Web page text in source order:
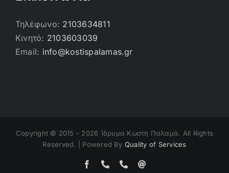
Τηλέφωνο: 2103634811
Κινητό: 2103603039
Email: info@kostispalamas.gr
Copyright © 2015 - 2026 Ίδρυμα Κωστή Παλαμά. All Rights
Reserved. | Powered By Quality of Services
FacebookΤηλέφωνο
Τηλέφωνο